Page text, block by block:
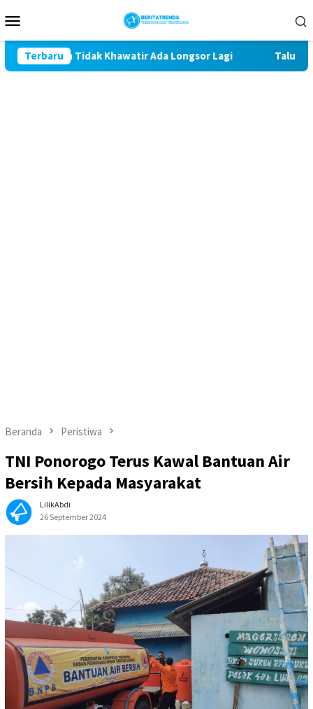
ke
Mobile
Terbaru
Giman Tidak Khawatir Ada Longsor Lagi Talud
Beranda Peristiwa
TNI Ponorogo Terus Kawal Bantuan Air
Bersih Kepada Masyarakat
LilikAbdi
26 September 2024